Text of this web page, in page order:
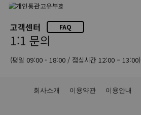
고객센터 FAQ
1:1 문의
(평일 09:00 - 18:00 / 점심시간 12:00 – 13:00)
회사소개 이용약관 이용안내